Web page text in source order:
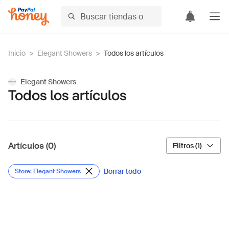
Inicio > Elegant Showers > Todos los artículos
Elegant Showers
Todos los artículos
Artículos (0) Filtros (1)
Store: Elegant Showers Borrar todo